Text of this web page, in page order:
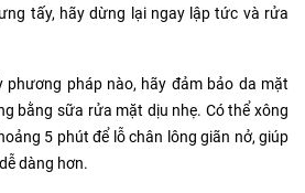
tấy, hãy dừng lại ngay lập tức và rửa
phương pháp nào, hãy đảm bảo da mặt
bằng sữa rửa mặt dịu nhẹ. Có thể xông
5 phút để lỗ chân lông giãn nở, giúp
dàng hơn.